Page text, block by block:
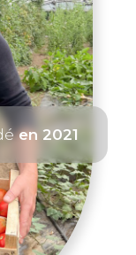
en 2021